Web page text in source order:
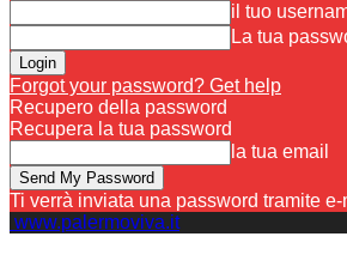
il tuo
La tua
Forgot your password? Get help
Recupero della password
Recupera la tua password
la tua email
Ti verrà inviata una password tramite e-
www.palermoviva.it